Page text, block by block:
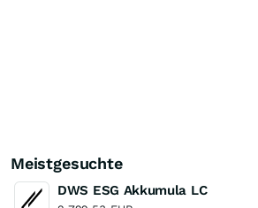
Meistgesuchte
DWS ESG Akkumula LC